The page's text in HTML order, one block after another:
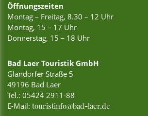
Öffnungszeiten
Montag – Freitag, 8.30 – 12 Uhr
Montag, 15 – 17 Uhr
Donnerstag, 15 – 18 Uhr
Bad Laer Touristik GmbH
Glandorfer Straße 5
49196 Bad Laer
Tel.: 05424 2911-88
E-Mail: touristinfo@bad-laer.de